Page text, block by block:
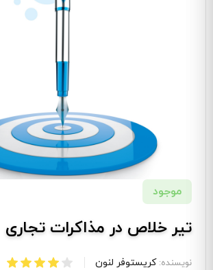
موجود
تیر خلاص در مذاکرات تجاری
نویسنده:کریستوفر لنون